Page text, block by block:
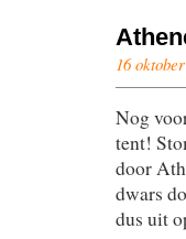
16
Nog
tent!
door
dwars
dus uit